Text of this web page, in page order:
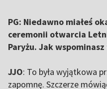
PG: Niedawno miałeś
ceremonii otwarcia
Paryżu. Jak
JJO: To była wyjątkowa
zapomnę. Szczerze